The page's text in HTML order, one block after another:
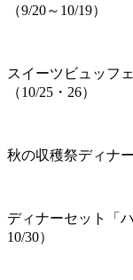
（9/20～10/19）
スイーツビュッフ
（10/25・26）
秋の収穫祭ディナ
ディナーセット「
10/30）